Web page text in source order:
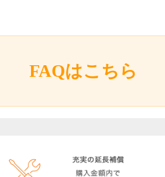
FAQはこちら